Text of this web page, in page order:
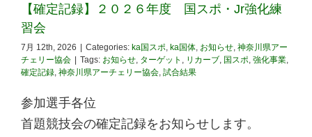
【確定記録】２０２６年度 国スポ・Jr強化練
習会
7月 12th, 2026 Categories: ka国スポ, ka国体, お知らせ, 神奈川県アー
チェリー協会
Tags: お知らせ, ターゲット , リカーブ, 国スポ, 強化事業,
確定記録, 神奈川県アーチェリー協会, 試合結果
参加選手各位
首題競技会の確定記録をお知らせします。